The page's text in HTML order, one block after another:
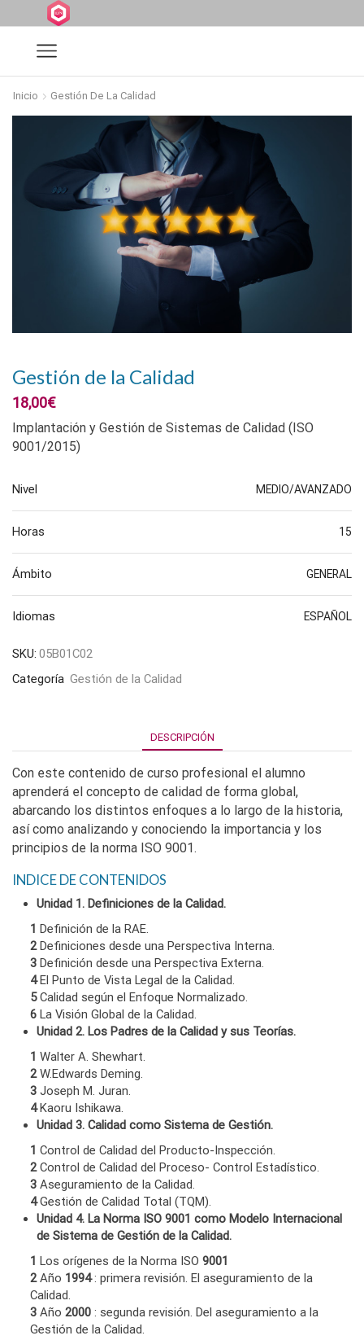
Inicio Gestión De La Calidad
Gestión de la Calidad
18,00€
Implantación y Gestión de Sistemas de Calidad (ISO
9001/2015)
Nivel MEDIO/AVANZADO
Horas 15
Ámbito GENERAL
Idiomas ESPAÑOL
SKU: 05B01C02
Categoría Gestión de la Calidad
DESCRIPCIÓN
Con este contenido de curso profesional el alumno
aprenderá el concepto de calidad de forma global,
abarcando los distintos enfoques a lo largo de la historia,
así como analizando y conociendo la importancia y los
principios de la norma ISO 9001.
INDICE DE CONTENIDOS
Unidad 1. Definiciones de la Calidad.
1 Definición de la RAE.
2Definiciones desde una Perspectiva Interna.
3 Definición desde una Perspectiva Externa.
4El Punto de Vista Legal de la Calidad.
5Calidad según el Enfoque Normalizado.
6 La Visión Global de la Calidad.
Unidad 2. Los Padres de la Calidad y sus Teorías.
1 Walter A. Shewhart.
2W.Edwards Deming.
3 Joseph M. Juran.
4Kaoru Ishikawa.
Unidad 3. Calidad como Sistema de Gestión.
1 Control de Calidad del Producto-Inspección.
2Control de Calidad del Proceso- Control Estadístico.
3 Aseguramiento de la Calidad.
4Gestión de Calidad Total (TQM).
Unidad 4. La Norma ISO 9001 como Modelo Internacional
de Sistema de Gestión de la Calidad.
1 Los orígenes de la Norma ISO9001
2Año 1994: primera revisión. El aseguramiento de la
Calidad.
3 Año2000 : segunda revisión. Del aseguramiento a la
Gestión de la Calidad.